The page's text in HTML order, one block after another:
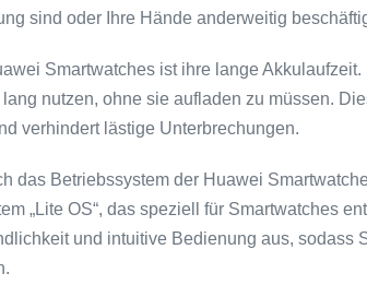
sind oder Ihre Hände anderweitig
Smartwatches ist ihre lange
nutzen, ohne sie aufladen zu müssen.
verhindert lästige Unterbrechungen.
das Betriebssystem der Huawei
„Lite OS“, das speziell für Smartwatches
und intuitive Bedienung aus, sodass